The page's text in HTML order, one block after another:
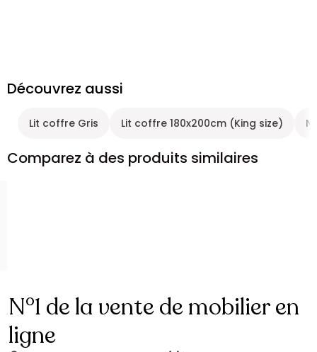
Découvrez aussi
Lit coffre Gris Lit coffre 180x200cm (King size)
Comparez à des produits similaires
N°1 de la vente de mobilier en
ligne